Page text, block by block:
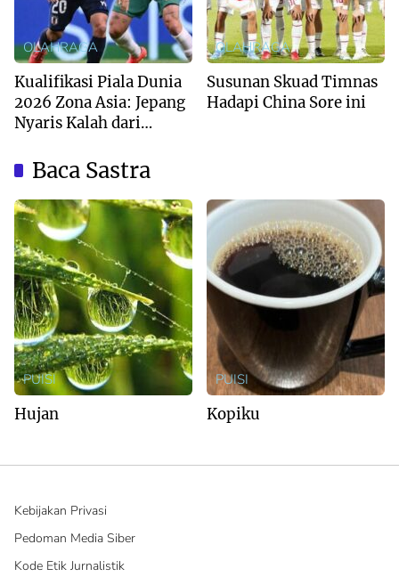
OLAHRAGA
Kualifikasi Piala Dunia
2026 Zona Asia: Jepang
Nyaris Kalah dari
OLAHRAGA
Susunan Skuad Timnas
Hadapi China Sore ini
Baca Sastra
PUISI
Hujan
PUISI
Kopiku
Kebijakan Privasi
Pedoman Media Siber
Kode Etik Jurnalistik